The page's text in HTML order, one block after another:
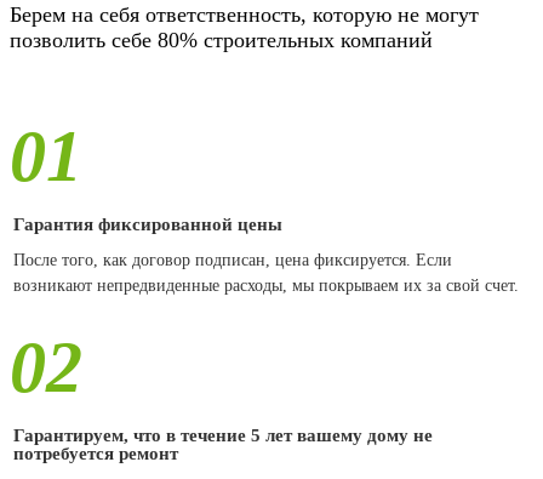
Берем на себя ответственность, которую не могут
позволить себе 80% строительных компаний
01
Гарантия фиксированной цены
После того, как договор подписан, цена фиксируется. Если
возникают непредвиденные расходы, мы покрываем их за свой счет.
02
Гарантируем, что в течение 5 лет вашему дому не
потребуется ремонт